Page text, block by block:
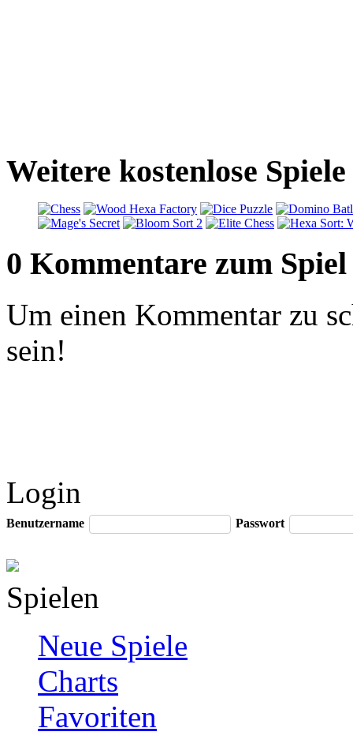
Weitere kostenlose
0 Kommentare zum Spiel
Um einen Kommentar zu
sein!
Login
Benutzername Passwort
Spielen
Neue Spiele
Charts
Favoriten